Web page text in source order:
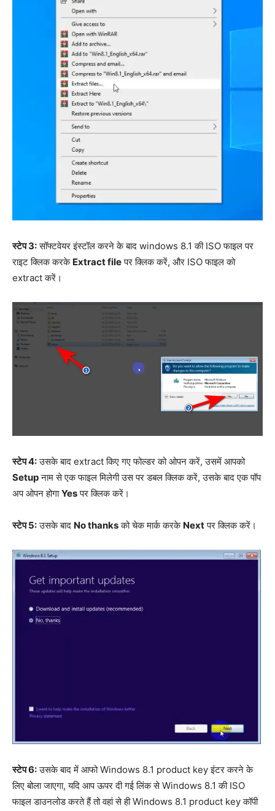
स्टेप 3:सॉफ्टवेयर इंस्टॉल करने के बाद windows 8.1 की ISO फाइल पर
राइट क्लिक करके Extract fileपर क्लिक करें, और ISO फाइल को
extract करें।
स्टेप 4:उसके बाद extract किए गए फोल्डर को ओपन करें, उसमें आपको
Setupनाम से एक फाइल मिलेगी उस पर डबल क्लिक करें, उसके बाद एक पॉप
अप ओपन होगाYesपर क्लिक करें।
स्टेप 5:उसके बाद No thanksको चेक मार्क करके Nextपर क्लिक करें।
स्टेप 6:उसके बाद में आफो Windows 8.1 product key इंटर करने के
लिए बोला जाएगा, यदि आप ऊपर दी गई लिंक से Windows 8.1 की ISO
फाइल डाउनलोड करते हैं तो वहां से ही Windows 8.1 product key कॉपी